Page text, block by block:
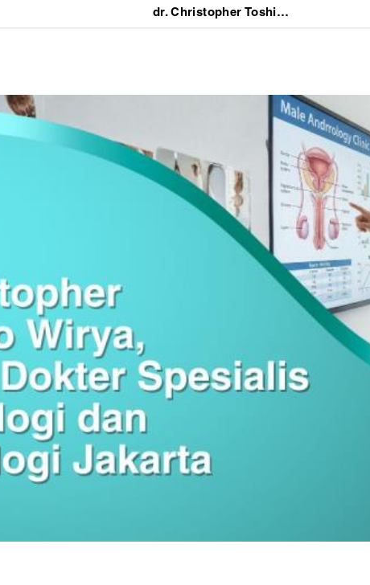
dr. Christopher Toshihiro Wirya, Sp.DVE, Dokter Spesialis Dermatologi dan Venereologi Jakarta